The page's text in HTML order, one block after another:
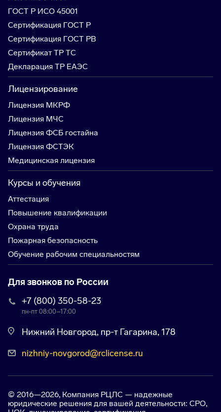
ГОСТ Р ИСО 45001
Сертификация ГОСТ Р
Сертификация ГОСТ РВ
Сертификат ТР ТС
Декларация ТР ЕАЭС
Лицензирование
Лицензия МКРФ
Лицензия МЧС
Лицензия ФСБ гостайна
Лицензия ФСТЭК
Медицинская лицензия
Курсы и обучения
Аттестация
Повышение квалификации
Охрана труда
Пожарная безопасность
Обучение рабочим специальностям
Для звонков по России
+7 (800) 350-58-23
пн-пт 08:00–17:00
Нижний Новгород, пр-т Гагарина, 178
nizhniy-novgorod@rclicense.ru
© 2016—2026, Компания РЦЛС — надежные
юридические решения для вашей деятельности: СРО,